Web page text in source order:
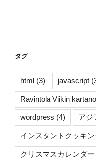
タグ
html (3) javascript
Ravintola Viikin kartano
wordpress (4) アジ
インスタントクッキン
クリスマスカレンダー